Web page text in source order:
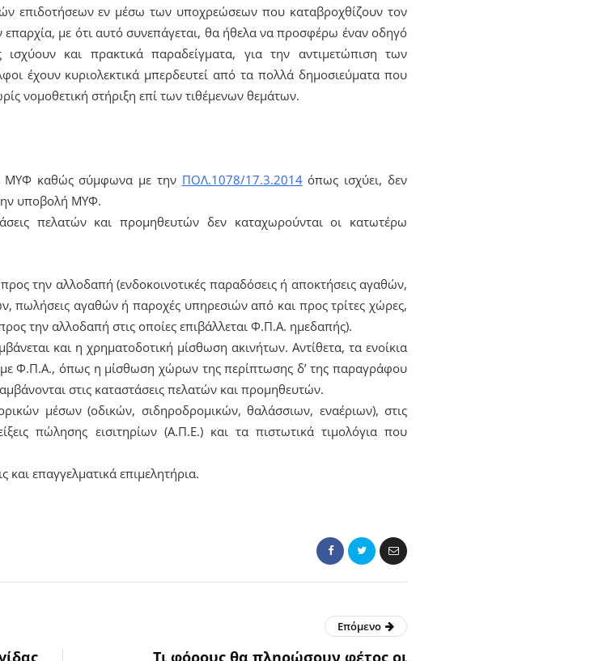
επιδοτήσεων εν μέσω των υποχρεώσεων που καταβροχθίζουν τον
με ότι αυτό συνεπάγεται, θα ήθελα να προσφέρω έναν οδηγό
ισχύουν και πρακτικά παραδείγματα, για την αντιμετώπιση των
έχουν κυριολεκτικά μπερδευτεί από τα πολλά δημοσιεύματα που
νομοθετική στήριξη επί των τιθέμενων θεμάτων.
ΜΥΦ καθώς σύμφωνα με την ΠΟΛ.1078/17.3.2014όπως ισχύει, δεν
υποβολή ΜΥΦ.
πελατών και προμηθευτών δεν καταχωρούνται οι κατωτέρω
την αλλοδαπή (ενδοκοινοτικές παραδόσεις ή αποκτήσεις αγαθών,
πωλήσεις αγαθών ή παροχές υπηρεσιών από και προς τρίτες χώρες,
την αλλοδαπή στις οποίες επιβάλλεται Φ.Π.Α. ημεδαπής).
και η χρηματοδοτική μίσθωση ακινήτων. Αντίθετα, τα ενοίκια
με Φ.Π.Α., όπως η μίσθωση χώρων της περίπτωσης δ’ της παραγράφου
στις καταστάσεις πελατών και προμηθευτών.
μέσων (οδικών, σιδηροδρομικών, θαλάσσιων, εναέριων), στις
πώλησης εισιτηρίων (Α.Π.Ε.) και τα πιστωτικά τιμολόγια που
και επαγγελματικά επιμελητήρια.
Επόμενο
Τι φόρους θα πληρώσουν φέτος οι